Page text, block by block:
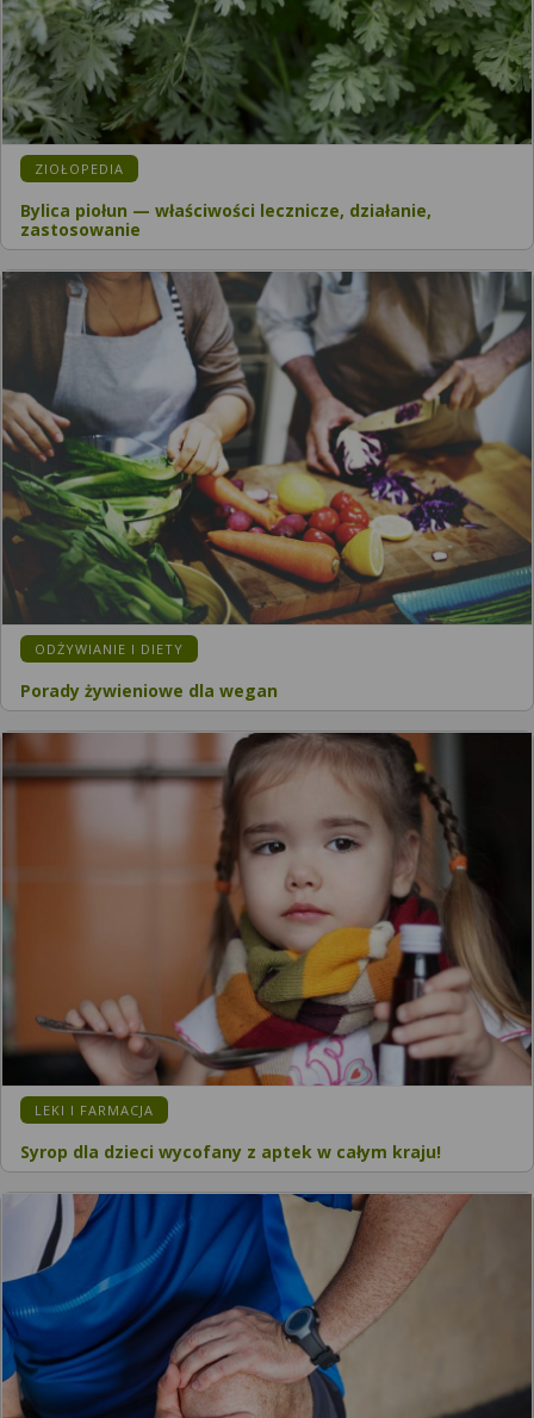
ZIOŁOPEDIA
Bylica piołun — właściwości lecznicze, działanie,
zastosowanie
ODŻYWIANIE I DIETY
Porady żywieniowe dla wegan
LEKI I FARMACJA
Syrop dla dzieci wycofany z aptek w całym kraju!